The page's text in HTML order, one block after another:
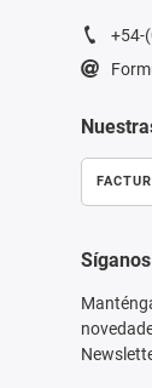
+54-
Síganos